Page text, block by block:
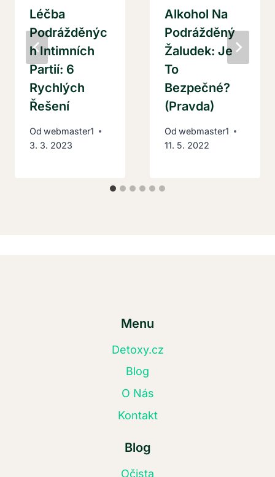
Léčba
Podrážděnýc
H Intimních
Partií: 6
Rychlých
Řešení
Od webmaster1
3. 3. 2023
Alkohol Na
Podrážděný
Žaludek: Je
To
Bezpečné?
(Pravda)
Od webmaster1
11. 5. 2022
Menu
Detoxy.cz
Blog
O Nás
Kontakt
Blog
Očista